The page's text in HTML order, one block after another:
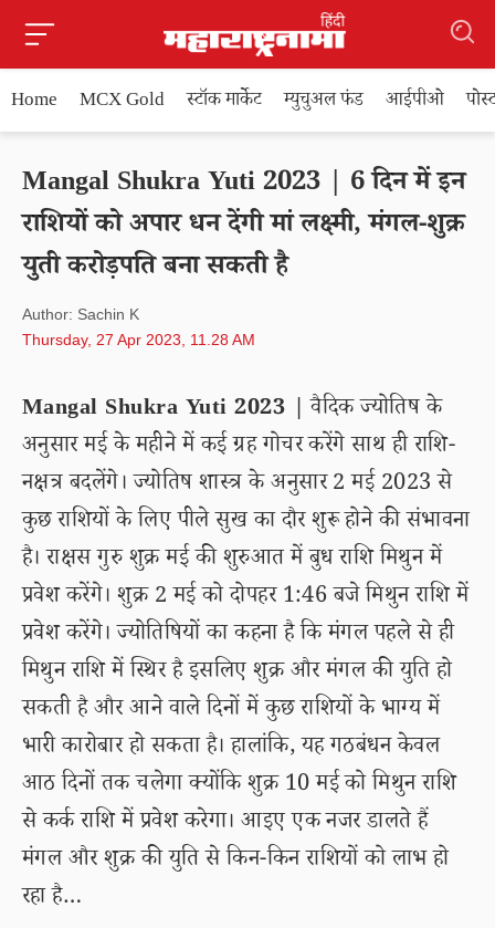
Home MCX Gold स्टॉक मार्केट म्युचुअल फंड आईपीओ
Mangal Shukra Yuti 2023 | 6 दिन में इन
राशियों को अपार धन देंगी मां लक्ष्मी, मंगल-शुक्र
युती करोड़पति बना सकती है
Author: Sachin K
Thursday, 27 Apr 2023, 11.28 AM
Mangal Shukra Yuti 2023 | वैदिक ज्योतिष के
अनुसार मई के महीने में कई ग्रह गोचर करेंगे साथ ही राशि-
नक्षत्र बदलेंगे। ज्योतिष शास्त्र के अनुसार 2 मई 2023 से
कुछ राशियों के लिए पीले सुख का दौर शुरू होने की संभावना
है। राक्षस गुरु शुक्र मई की शुरुआत में बुध राशि मिथुन में
प्रवेश करेंगे। शुक्र 2 मई को दोपहर 1:46 बजे मिथुन राशि में
प्रवेश करेंगे। ज्योतिषियों का कहना है कि मंगल पहले से ही
मिथुन राशि में स्थिर है इसलिए शुक्र और मंगल की युति हो
सकती है और आने वाले दिनों में कुछ राशियों के भाग्य में
भारी कारोबार हो सकता है। हालांकि, यह गठबंधन केवल
आठ दिनों तक चलेगा क्योंकि शुक्र 10 मई को मिथुन राशि
से कर्क राशि में प्रवेश करेगा। आइए एक नजर डालते हैं
मंगल और शुक्र की युति से किन-किन राशियों को लाभ हो
रहा है…